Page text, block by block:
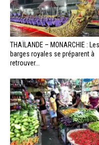
THAÏLANDE – MONARCHIE : Les
barges royales se préparent à
retrouver...